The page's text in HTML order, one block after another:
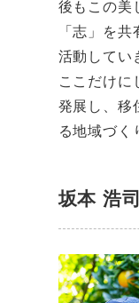
後もこの美
「志」を
活動してい
ここだけに
発展し、移
る地域づく
坂本 浩